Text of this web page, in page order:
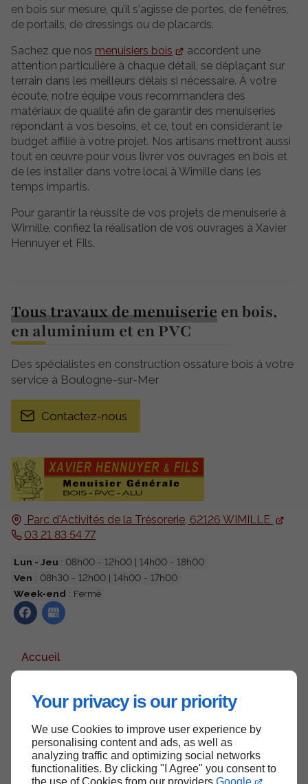
Your privacy is our priority
We use Cookies to improve user experience by
personalising content and ads, as well as
analyzing traffic and optimizing social networks
functionalities. By clicking "I Agree" you consent to
the use of Cookies from our providers Google
en bois sur mesure, qu’il s'agisse de portes, de fenêtres,
de portails, de dressings ou de placards.
Sachez que nos menuisiers bois
accordent une
attention particulière à chaque détail, se déplaçant sur
terrain dans les meilleurs délais si nécessaire. À votre
écoute, notre équipe vous recommandera des
matériaux de qualité afin de garantir des menuiseries
répondant à vos besoins, et ce, tout en considérant le
budget affilié à votre projet. Nos artisans mettront aussi
tout en œuvre pour vous livrer vos ouvrages en bois et
de les installer dans votre local à Wimille dans les
temps impartis.
Pour garantir la réussite de vos projets de menuiserie à
Wimille, confiez la réalisation de vos ouvrages à Xavier
Hennuyer et Fils.
Parc d'Activités de la Trésorerie, 62126 WIMILLE
03 21 83 54 77
Lun - Jeu : 08h00 - 12h00 | 14h00 - 18h00
Ven : 08h30 - 12h00 | 14h00 - 17h00
Week-end : Fermé
Accueil
Mentions légales
Plan du site
Tous travaux de menuiserieen bois,
en aluminium et en PVC
Des spécialistes en construction ossature bois à votre
service à Boulogne-sur-Mer
Contactez-nous